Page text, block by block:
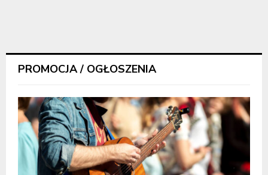
PROMOCJA / OGŁOSZENIA